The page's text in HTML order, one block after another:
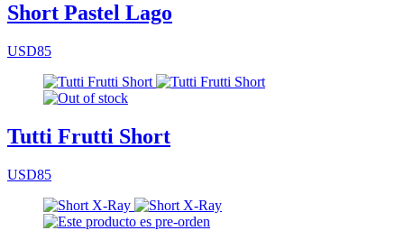
Short Pastel Lago
USD85
Tutti Frutti Short
USD85